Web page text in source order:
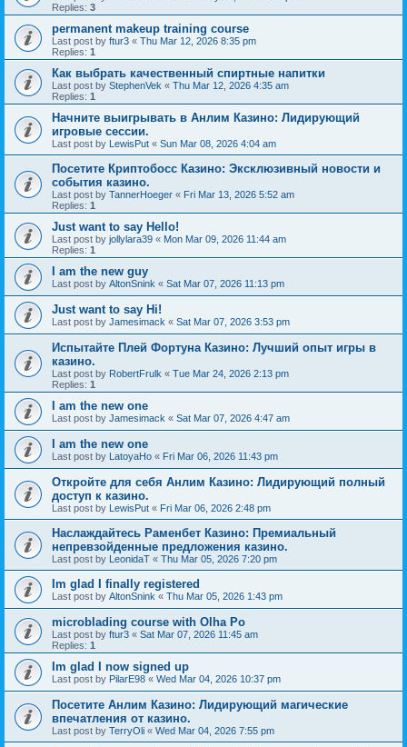
Replies: 3
permanent makeup training course
Last post by ftur3 « Thu Mar 12, 2026 8:35 pm
Replies: 1
Как выбрать качественный спиртные напитки
Last post by StephenVek « Thu Mar 12, 2026 4:35 am
Replies: 1
Начните выигрывать в Анлим Казино: Лидирующий
игровые сессии.
Last post by LewisPut « Sun Mar 08, 2026 4:04 am
Посетите Криптобосс Казино: Эксклюзивный новости и
события казино.
Last post by TannerHoeger « Fri Mar 13, 2026 5:52 am
Replies: 1
Just want to say Hello!
Last post by jollylara39 « Mon Mar 09, 2026 11:44 am
Replies: 1
I am the new guy
Last post by AltonSnink « Sat Mar 07, 2026 11:13 pm
Just want to say Hi!
Last post by Jamesimack « Sat Mar 07, 2026 3:53 pm
Испытайте Плей Фортуна Казино: Лучший опыт игры в
казино.
Last post by RobertFrulk « Tue Mar 24, 2026 2:13 pm
Replies: 1
I am the new one
Last post by Jamesimack « Sat Mar 07, 2026 4:47 am
I am the new one
Last post by LatoyaHo « Fri Mar 06, 2026 11:43 pm
Откройте для себя Анлим Казино: Лидирующий полный
доступ к казино.
Last post by LewisPut « Fri Mar 06, 2026 2:48 pm
Наслаждайтесь Раменбет Казино: Премиальный
непревзойденные предложения казино.
Last post by LeonidaT « Thu Mar 05, 2026 7:20 pm
Im glad I finally registered
Last post by AltonSnink « Thu Mar 05, 2026 1:43 pm
microblading course with Olha Po
Last post by ftur3 « Sat Mar 07, 2026 11:45 am
Replies: 1
Im glad I now signed up
Last post by PilarE98 « Wed Mar 04, 2026 10:37 pm
Посетите Анлим Казино: Лидирующий магические
впечатления от казино.
Last post by TerryOli « Wed Mar 04, 2026 7:55 pm